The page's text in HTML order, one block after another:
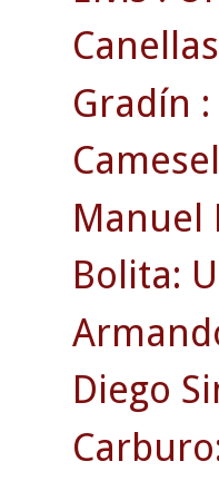
Gradín
Manuel
Bolita:
Diego